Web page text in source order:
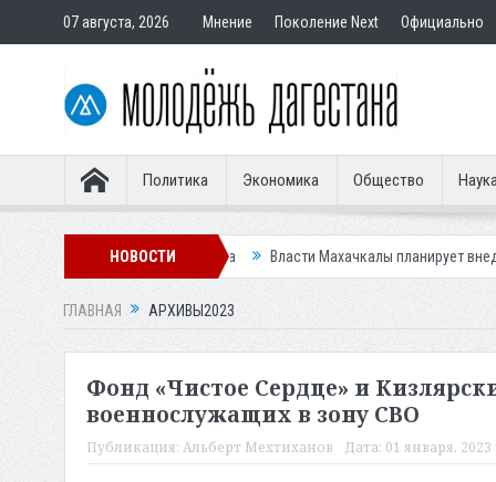
07 августа, 2026 Мнение Поколение Next Официально
Политика Экономика Общество
НОВОСТИ
у Ханагского водопада Власти Махачкалы планирует внедрить
ГЛАВНАЯ АРХИВЫ2023
Фонд «Чистое Сердце» и
военнослужащих в зону СВО
Публикация:Альберт Мехтиханов Дата: 01 января, 2023